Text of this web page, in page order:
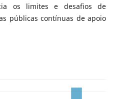
os limites e desafios de
públicas contínuas de apoio